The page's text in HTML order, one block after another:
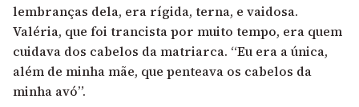
lembranças dela, era rígida, terna, e vaidosa.
Valéria, que foi trancista por muito tempo, era quem
cuidava dos cabelos da matriarca. “Eu era a única,
além de minha mãe, que penteava os cabelos da
minha avó”.